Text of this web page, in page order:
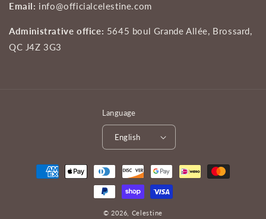
Email: info@officialcelestine.com
Administrative office: 5645 boul Grande Allée, Brossard,
QC J4Z 3G3
Language
English
Payment
methods
© 2026, Celestine